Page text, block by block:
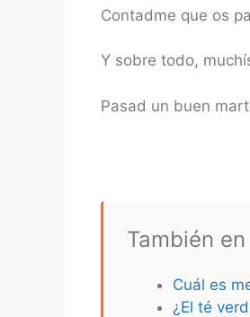
Contadme que os
Y sobre todo,
Pasad un buen
También
Cuál es
¿El té